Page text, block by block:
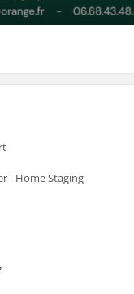
- Home Staging